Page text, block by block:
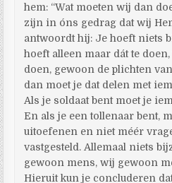
hem: “Wat moeten wij dan
zijn in óns gedrag dat wij
antwoordt hij: Je hoeft niets
hoeft alleen maar dát te
doen, gewoon de plichten
dan moet je dat delen met
Als je soldaat bent moet je
En als je een tollenaar bent,
uitoefenen en niet méér
vastgesteld. Allemaal niets
gewoon mens, wij gewoon
Hieruit kun je concluderen